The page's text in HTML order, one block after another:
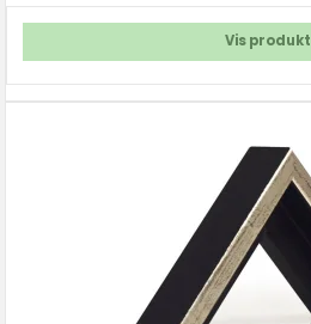
Vis produkt